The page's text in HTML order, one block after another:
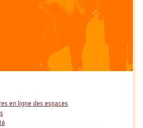
en ligne des espaces